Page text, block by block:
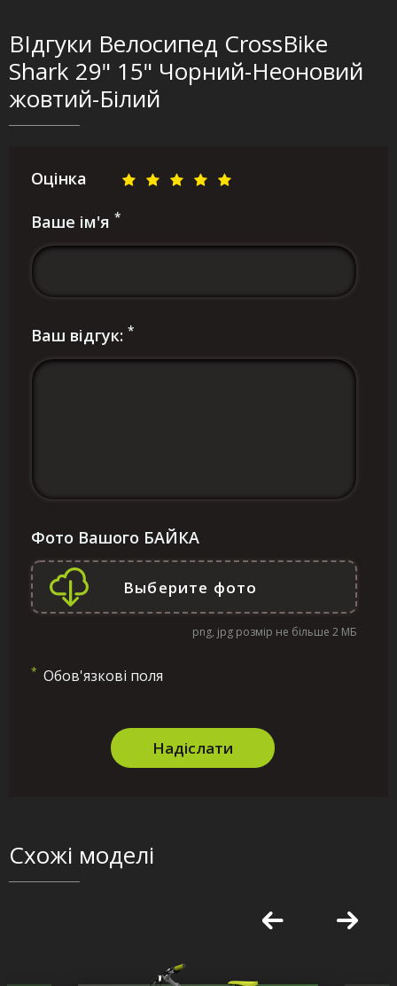
ВІдгуки Велосипед CrossBike
Shark 29" 15" Чорний-Неоновий
жовтий-Білий
Оцінка
Ваше ім'я *
Ваш відгук: *
Фото Вашого БАЙКА
png, jpg розмір не більше 2 МБ
* Обов'язкові поля
Надіслати
Схожі моделі